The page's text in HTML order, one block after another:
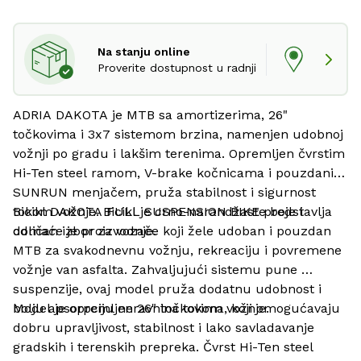
Na stanju online
Proverite dostupnost u radnji
ADRIA DAKOTA je MTB sa amortizerima, 26"
točkovima i 3x7 sistemom brzina, namenjen udobnoj
vožnji po gradu i lakšim terenima. Opremljen čvrstim
Hi-Ten steel ramom, V-brake kočnicama i pouzdanim
SUNRUN menjačem, pruža stabilnost i sigurnost
tokom vožnje. Bicikl je crno-narandžaste boje i
domaće je proizvodnje.
Bicikl DAKOTA FULL SUSPENSION BIKE predstavlja
odličan izbor za vozače koji žele udoban i pouzdan
MTB za svakodnevnu vožnju, rekreaciju i povremene
vožnje van asfalta. Zahvaljujući sistemu pune
suspenzije, ovaj model pruža dodatnu udobnost i
bolju apsorpciju neravnina tokom vožnje.
Model je opremljen 26" točkovima, koji omogućavaju
dobru upravljivost, stabilnost i lako savladavanje
gradskih i terenskih prepreka. Čvrst Hi-Ten steel